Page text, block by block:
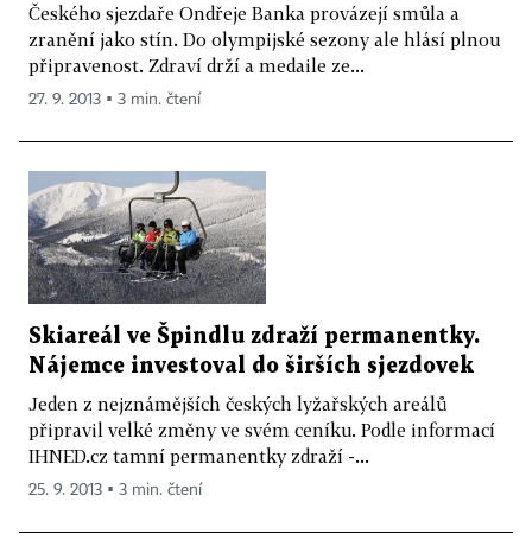
Českého sjezdaře Ondřeje Banka provázejí smůla a
zranění jako stín. Do olympijské sezony ale hlásí plnou
připravenost. Zdraví drží a medaile ze...
27. 9. 2013 ▪ 3 min. čtení
Skiareál ve Špindlu zdraží permanentky.
Nájemce investoval do širších sjezdovek
Jeden z nejznámějších českých lyžařských areálů
připravil velké změny ve svém ceníku. Podle informací
IHNED.cz tamní permanentky zdraží -...
25. 9. 2013 ▪ 3 min. čtení